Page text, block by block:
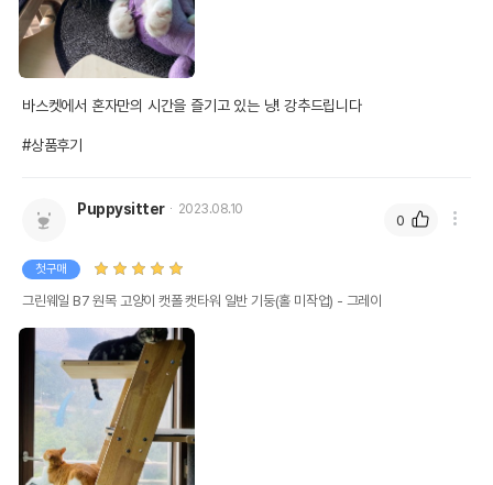
바스켓에서 혼자만의 시간을 즐기고 있는 냥! 강추드립니다
#상품후기
Puppysitter 2023.08.10
첫구매
그린웨일 B7 원목 고양이 캣폴 캣타워 일반 기둥(홀 미작업) - 그레이
0